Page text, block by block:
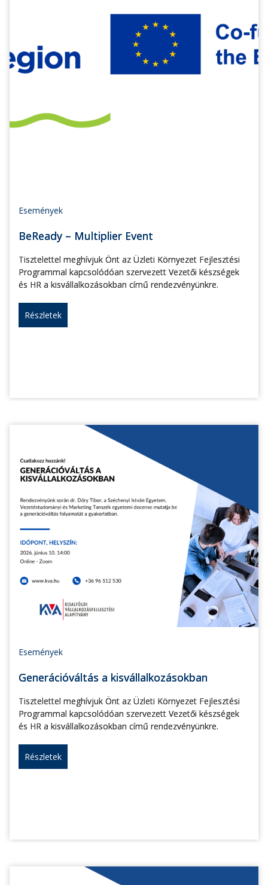
Események
BeReady – Multiplier Event
Tisztelettel meghívjuk Önt az Üzleti Környezet Fejlesztési
Programmal kapcsolódóan szervezett Vezetői készségek
és HR a kisvállalkozásokban című rendezvényünkre.
Részletek
Események
Generációváltás a kisvállalkozásokban
Tisztelettel meghívjuk Önt az Üzleti Környezet Fejlesztési
Programmal kapcsolódóan szervezett Vezetői készségek
és HR a kisvállalkozásokban című rendezvényünkre.
Részletek